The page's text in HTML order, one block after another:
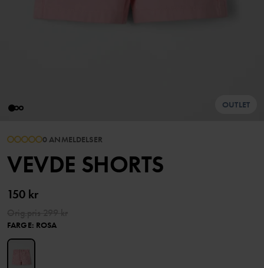
OUTLET
0 ANMELDELSER
VEVDE SHORTS
150 kr
FARGE: ROSA